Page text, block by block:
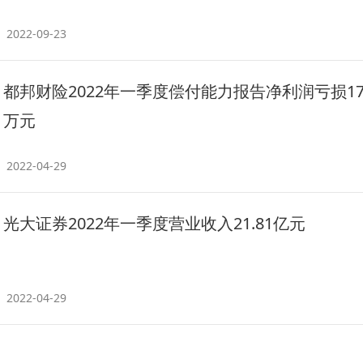
2022-09-23
都邦财险2022年一季度偿付能力报告净利润亏损
万元
2022-04-29
光大证券2022年一季度营业收入21.81亿元
2022-04-29